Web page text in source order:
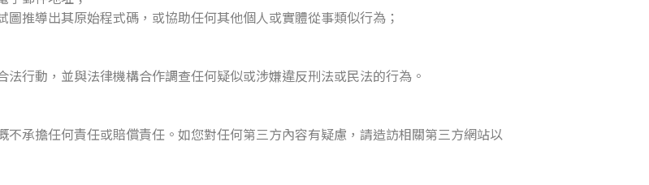
推導出其原始程式碼，或協助任何其他個人或實體從事類似行為；
行動，並與法律機構合作調查任何疑似或涉嫌違反刑法或民法的行為。
承擔任何責任或賠償責任。如您對任何第三方內容有疑慮，請造訪相關第三方網站以